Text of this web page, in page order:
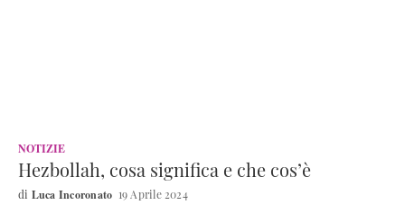
NOTIZIE
Hezbollah, cosa significa e che cos’è
Luca Incoronato 19 Aprile 2024